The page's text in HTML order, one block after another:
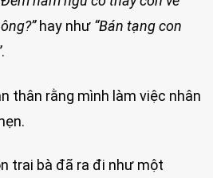
hay như “Bán tạng con
.
thân rằng mình làm việc nhân
trai bà đã ra đi như một